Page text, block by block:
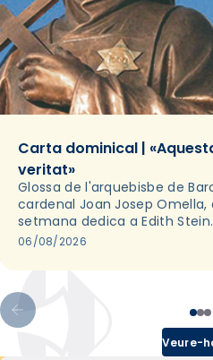
Carta dominical |
veritat»
Glossa de l'arquebisbe de
cardenal Joan Josep Omella,
setmana dedica a Edith Stein.
06/08/2026
Veure-